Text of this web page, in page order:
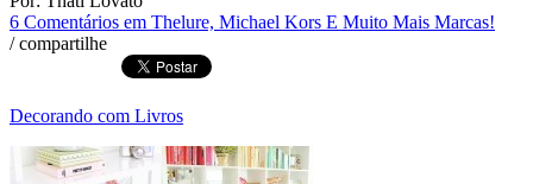
6 Comentários em Thelure, Michael Kors E Muito Mais Marcas!
/compartilhe
Decorando com Livros